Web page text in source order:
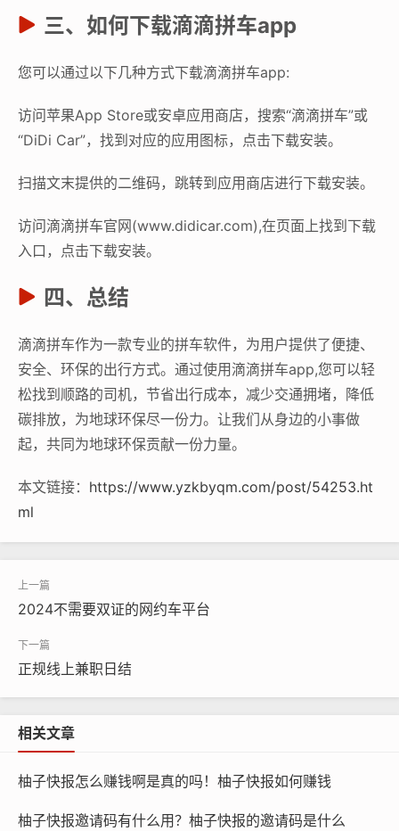
三、如何下载滴滴拼车app
您可以通过以下几种方式下载滴滴拼车app:
访问苹果App Store或安卓应用商店，搜索“滴滴拼车”或
“DiDi Car”，找到对应的应用图标，点击下载安装。
扫描文末提供的二维码，跳转到应用商店进行下载安装。
访问滴滴拼车官网(www.didicar.com),在页面上找到下载
入口，点击下载安装。
四、总结
滴滴拼车作为一款专业的拼车软件，为用户提供了便捷、
安全、环保的出行方式。通过使用滴滴拼车app,您可以轻
松找到顺路的司机，节省出行成本，减少交通拥堵，降低
碳排放，为地球环保尽一份力。让我们从身边的小事做
起，共同为地球环保贡献一份力量。
本文链接： https://www.yzkbyqm.com/post/54253.ht
ml
2024不需要双证的网约车平台
正规线上兼职日结
相关文章
柚子快报怎么赚钱啊是真的吗！柚子快报如何赚钱
柚子快报邀请码有什么用？柚子快报的邀请码是什么